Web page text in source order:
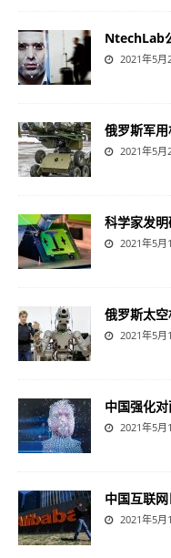
NtechLab
2021年5月
俄罗斯军
2021年5月
科学家发
2021年5月
俄罗斯太
2021年5月
中国强化
2021年5月
中国互联
2021年5月